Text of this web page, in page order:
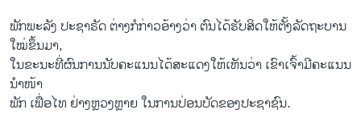
ພັກພະ​ລັງ ປະ​ຊາ​ຣັດ ຕ່າງ​ກໍ​ກ່າວ​ອ້າງວ່າ ຕົນ​ໄດ້​ຮັບ​ສິດ​ໃຫ້​ຕັ້ງ​ລັດ​ຖະ​ບານ​
ໃໝ່​ຂຶ້ນ​ມາ,
ໃນຂະນະທີ່ຜົນການນັບຄະແນນໄດ້ສະແດງໃຫ້ເຫັນວ່າ ເຂົາເຈົ້າມີຄະແນນ
ນຳໜ້າ
ພັກ ເພື່ອໄທ ຢ່າງຫຼວງຫຼາຍ ໃນການປ່ອນບັດຂອງປະຊາຊົນ.